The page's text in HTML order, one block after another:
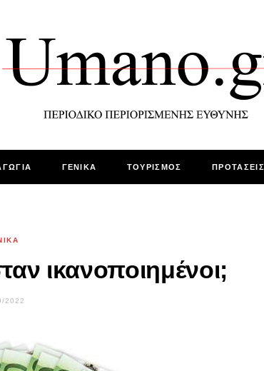
ΓΕΝΙΚΑ ΤΟΥΡΙΣΜΟΣ ΠΡΟΤΑΣΕΙΣ
ικανοποιημένοι;
2022